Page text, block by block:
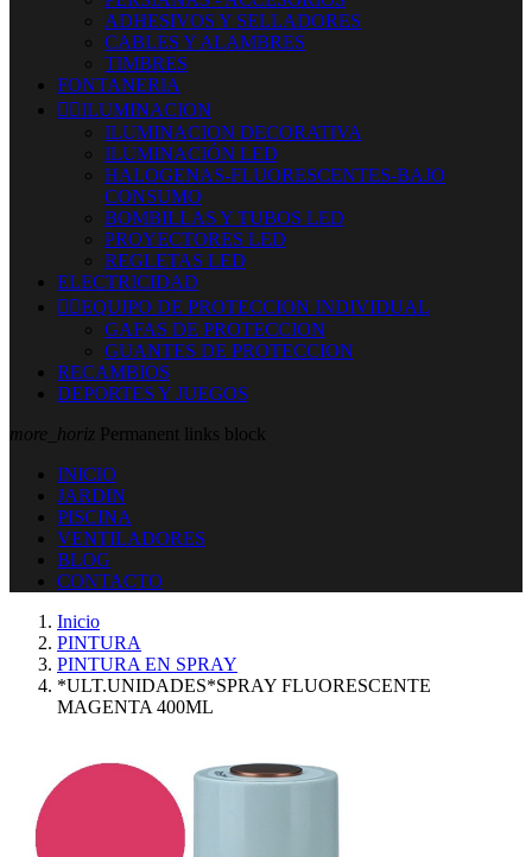
ADHESIVOS Y SELLADORES
CABLES Y ALAMBRES
TIMBRES
FONTANERIA
 ILUMINACION
ILUMINACION DECORATIVA
ILUMINACIÓN LED
HALOGENAS-FLUORESCENTES-BAJO
CONSUMO
BOMBILLAS Y TUBOS LED
PROYECTORES LED
REGLETAS LED
ELECTRICIDAD
 EQUIPO DE PROTECCION INDIVIDUAL
GAFAS DE PROTECCION
GUANTES DE PROTECCION
RECAMBIOS
DEPORTES Y JUEGOS
more_horiz Permanent links block
INICIO
JARDIN
PISCINA
VENTILADORES
BLOG
CONTACTO
Inicio
PINTURA
PINTURA EN SPRAY
*ULT.UNIDADES*SPRAY FLUORESCENTE
MAGENTA 400ML